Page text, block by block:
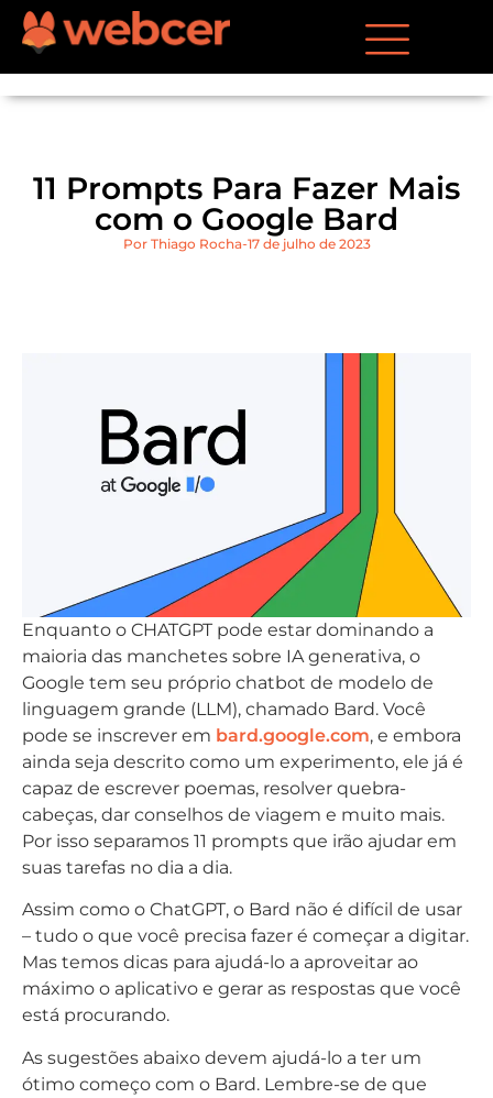
11 Prompts Para Fazer Mais
com o Google Bard
PorThiago Rocha 17 de julho de 2023
Enquanto o CHATGPT pode estar dominando a
maioria das manchetes sobre IA generativa, o
Google tem seu próprio chatbot de modelo de
linguagem grande (LLM), chamado Bard. Você
pode se inscrever em bard.google.com, e embora
ainda seja descrito como um experimento, ele já é
capaz de escrever poemas, resolver quebra-
cabeças, dar conselhos de viagem e muito mais.
Por isso separamos 11 prompts que irão ajudar em
suas tarefas no dia a dia.
Assim como o ChatGPT, o Bard não é difícil de usar
– tudo o que você precisa fazer é começar a digitar.
Mas temos dicas para ajudá-lo a aproveitar ao
máximo o aplicativo e gerar as respostas que você
está procurando.
As sugestões abaixo devem ajudá-lo a ter um
ótimo começo com o Bard. Lembre-se de que